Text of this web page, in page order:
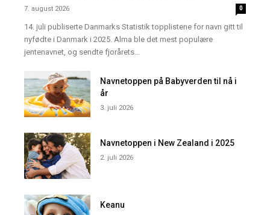
7. august 2026 0
14. juli publiserte Danmarks Statistik topplistene for navn gitt til
nyfødte i Danmark i 2025. Alma ble det mest populære
jentenavnet, og sendte fjorårets...
Navnetoppen på Babyverden til nå i
år
3. juli 2026
Navnetoppen i New Zealand i 2025
2. juli 2026
Keanu